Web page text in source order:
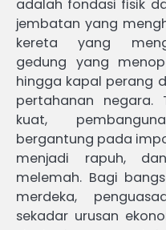
adalah fondasi fisik
jembatan yang
kereta yang
gedung yang
hingga kapal perang
pertahanan negara.
kuat,
bergantung pada
menjadi rapuh,
melemah. Bagi
merdeka,
sekadar urusan